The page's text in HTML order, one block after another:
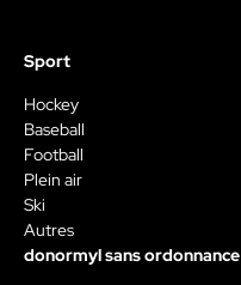
Sport
Hockey
Baseball
Football
Plein air
Ski
Autres
donormyl sans ordonnance